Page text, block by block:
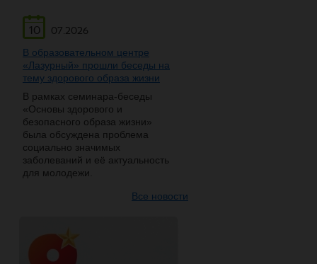
10
07.2026
В образовательном центре
«Лазурный» прошли беседы на
тему здорового образа жизни
В рамках семинара-беседы
«Основы здорового и
безопасного образа жизни»
была обсуждена проблема
социально значимых
заболеваний и её актуальность
для молодежи.
Все новости